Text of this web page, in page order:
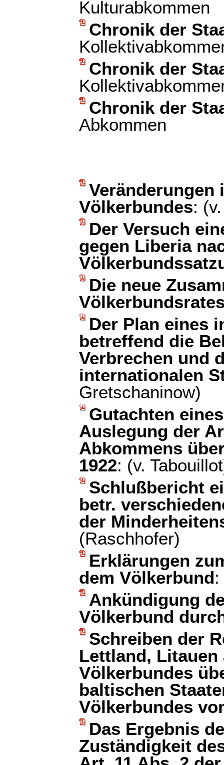
Kulturabkommen
Chronik der
Chronik der
Chronik der
Abkommen
Veränderungen
Völkerbundes:
Der Versuch
gegen Liberia
Die neue
Der Plan eines
betreffend die
Verbrechen und
internationalen
Gretschaninow)
Gutachten
Auslegung der
Abkommens
1922: (v.
Schlußbericht
betr.
der
(Raschhofer)
Erklärungen
dem Völkerbund:
Ankündigung
Völkerbund
Schreiben der
Lettland, Litauen
Völkerbundes
baltischen
Völkerbundes
Das Ergebnis
Zuständigkeit